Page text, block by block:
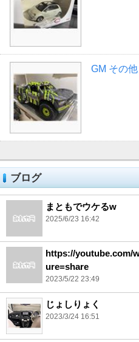
GM その他
ブログ
まともでウケるw
2025/6/23 16:42
https://youtube.com/
ure=share
2023/5/22 23:49
じょしりょく
2023/3/24 16:51